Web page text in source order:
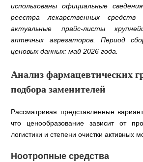
использованы официальные
реестра лекарственных
актуальные прайс-листы
аптечных агрегаторов. Период
ценовых данных: май 2026 года.
Анализ фармацевтических
подбора заменителей
Рассматривая представленные
что ценообразование зависит от
логистики и степени очистки активных
Ноотропные средства